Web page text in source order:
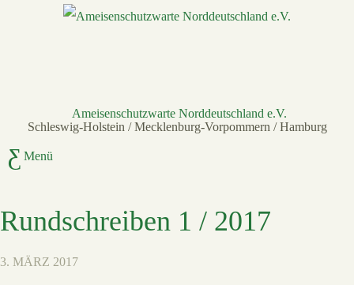
Ameisenschutzwarte Norddeutschland e.V.
Schleswig-Holstein / Mecklenburg-Vorpommern / Hamburg
Menü
Rundschreiben 1 / 2017
3. MÄRZ 2017